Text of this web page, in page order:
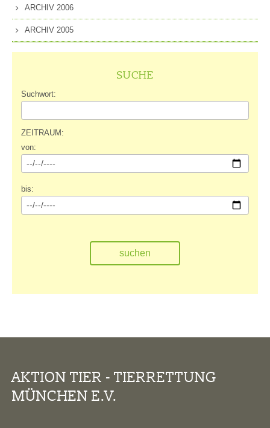
ARCHIV 2006
ARCHIV 2005
SUCHE
Suchwort:
ZEITRAUM:
von:
bis:
AKTION TIER - TIERRETTUNG
MÜNCHEN E.V.